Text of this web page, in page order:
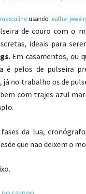
usando leather
de couro com o
ideais para
. Em casamentos, ou
é pelos de pulseira
já no trabalho os de
com trajes azul
da lua,
que não deixem o